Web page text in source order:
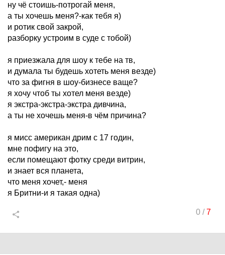
ну чё стоишь-потрогай меня,
а ты хочешь меня?-как тебя я)
и ротик свой закрой,
разборку устроим в суде с тобой)
я приезжала для шоу к тебе на тв,
и думала ты будешь хотеть меня везде)
что за фигня в шоу-бизнесе ваще?
я хочу чтоб ты хотел меня везде)
я экстра-экстра-экстра дивчина,
а ты не хочешь меня-в чём причина?
я мисс американ дрим с 17 годин,
мне пофигу на это,
если помещают фотку среди витрин,
и знает вся планета,
что меня хочет,- меня
я Бритни-и я такая одна)
0/7